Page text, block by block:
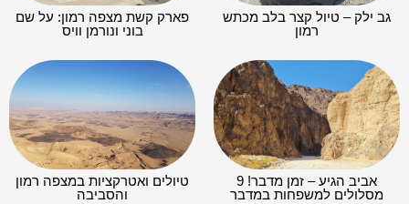
גב ילק – טיול קצר בלב מכתש
רמון
פארק קשת מצפה רמון: על שם
בוני ונורמן וויס
אביב הגיע – זמן מדבר! 9
מסלולים למשפחות במדבר
טיולים ואטרקציות במצפה רמון
והסביבה